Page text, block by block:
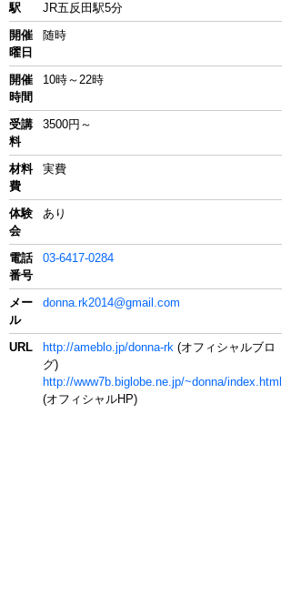
駅
JR五反田駅5分
開催
曜日
随時
開催
時間
10時～22時
受講
料
3500円～
材料
費
実費
体験
会
あり
電話
番号
03-6417-0284
メー
ル
donna.rk2014@gmail.com
URL http://ameblo.jp/donna-rk (オフィシャルブロ
グ)
http://www7b.biglobe.ne.jp/~donna/index.html
(オフィシャルHP)